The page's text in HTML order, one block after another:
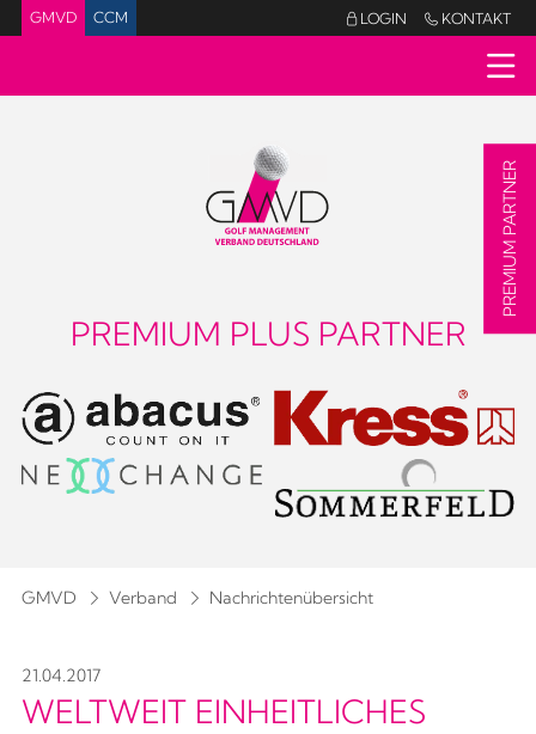
GMVD CCM LOGIN  KONTAKT
PREMIUM PLUS PARTNER
GMVD Verband Nachrichtenübersicht
21.04.2017
WELTWEIT EINHEITLICHES
PREMIUM PARTNER